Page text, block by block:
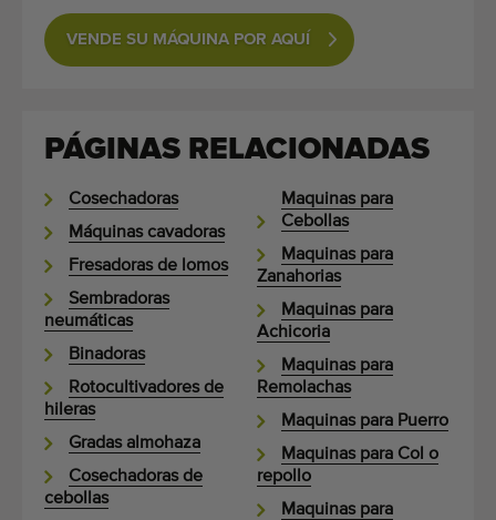
VENDE SU MÁQUINA POR AQUÍ
PÁGINAS RELACIONADAS
Cosechadoras
Máquinas cavadoras
Fresadoras de lomos
Sembradoras
neumáticas
Binadoras
Rotocultivadores de
hileras
Gradas almohaza
Cosechadoras de
cebollas
Maquinas para
Cebollas
Maquinas para
Zanahorias
Maquinas para
Achicoria
Maquinas para
Remolachas
Maquinas para Puerro
Maquinas para Col o
repollo
Maquinas para